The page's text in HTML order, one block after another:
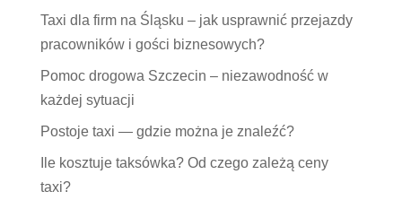
Taxi dla firm na Śląsku – jak usprawnić przejazdy
pracowników i gości biznesowych?
Pomoc drogowa Szczecin – niezawodność w
każdej sytuacji
Postoje taxi — gdzie można je znaleźć?
Ile kosztuje taksówka? Od czego zależą ceny
taxi?